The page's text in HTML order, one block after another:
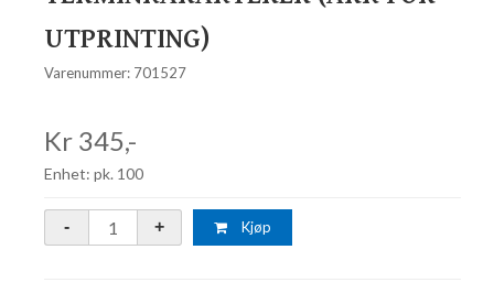
UTPRINTING)
Varenummer: 701527
Kr 345,-
Enhet: pk. 100
Kjøp